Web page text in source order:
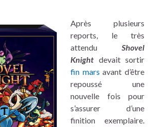
Après plusieurs
reports, le très
attendu Shovel
Knight devait sortir
fin mars avant d’être
repoussé une
nouvelle fois pour
s’assurer d’une
finition exemplaire.